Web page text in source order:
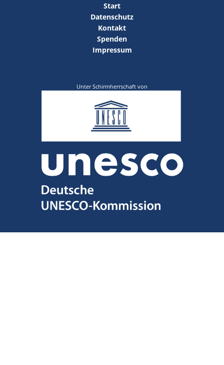
Start
Datenschutz
Kontakt
Spenden
Impressum
Unter Schirmherrschaft von